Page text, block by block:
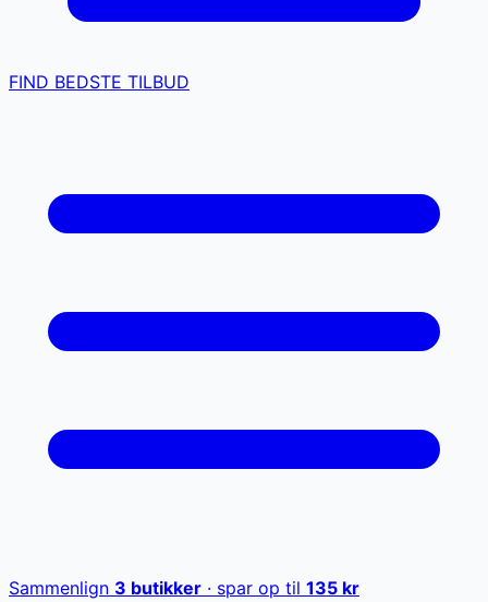
FIND BEDSTE TILBUD
Sammenlign 3 butikker · spar op til 135 kr